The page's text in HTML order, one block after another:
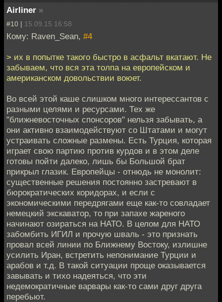
Airliner »
#10 | 15.09.15 16:58
Кому: Raven_Sean, #4
> их в попытке такого быстро в асфальт вкатают. Не
забываем, что вся эта толпа на европейском и
американском довольствии воюет.
Во всей этой каше слишком много интерессантов с
разными целями и ресурсами. Тех же
"ближневосточных спонсоров" нельзя забывать, а
они активно взаимодействуют со Штатами и могут
устраивать сложные размены. Есть Турция, которая
играет свою партию против курдов и в этом деле
готовы пойти далеко, лишь бы Большой брат
прикрыл глазик. Европейцы - отнюдь не монолит:
существенные решения постоянно застревают в
бюрократических коридорах, и если с
экономическими передрягами еще как-то совладает
немецкий экскаватор, то при запахе жареного
начинают озираться на НАТО. В целом для НАТО
забомбить ИГИЛ и прочую шваль - это признать
провал всей линии по Ближнему Востоку, излишне
усилить Иран, встретить непонимание Турции и
арабов и т.д. В такой ситуации проще оказывается
завывать и тихо надеяться, что эти
недемократичные варвары как-то сами друг друга
перебьют.